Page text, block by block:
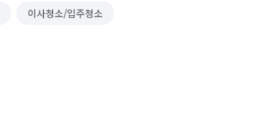
이사청소/입주청소